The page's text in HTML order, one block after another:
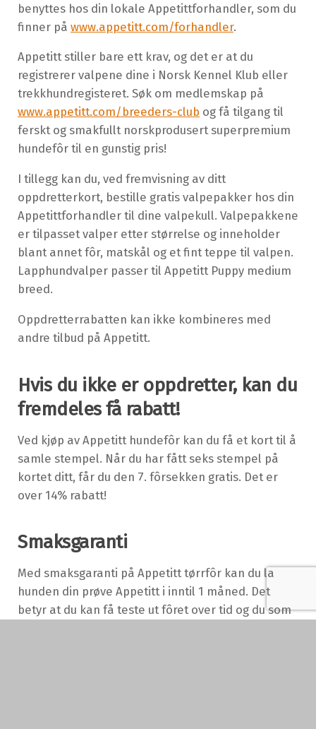
benyttes hos din lokale Appetittforhandler, som du
finner på www.appetitt.com/forhandler.
Appetitt stiller bare ett krav, og det er at du
registrerer valpene dine i Norsk Kennel Klub eller
trekkhundregisteret. Søk om medlemskap på
www.appetitt.com/breeders-club og få tilgang til
ferskt og smakfullt norskprodusert superpremium
hundefôr til en gunstig pris!
I tillegg kan du, ved fremvisning av ditt
oppdretterkort, bestille gratis valpepakker hos din
Appetittforhandler til dine valpekull. Valpepakkene
er tilpasset valper etter størrelse og inneholder
blant annet fôr, matskål og et fint teppe til valpen.
Lapphundvalper passer til Appetitt Puppy medium
breed.
Oppdretterrabatten kan ikke kombineres med
andre tilbud på Appetitt.
Hvis du ikke er oppdretter, kan du
fremdeles få rabatt!
Ved kjøp av Appetitt hundefôr kan du få et kort til å
samle stempel. Når du har fått seks stempel på
kortet ditt, får du den 7. fôrsekken gratis. Det er
over 14% rabatt!
Smaksgaranti
Med smaksgaranti på Appetitt tørrfôr kan du la
hunden din prøve Appetitt i inntil 1 måned. Det
betyr at du kan få teste ut fôret over tid og du som